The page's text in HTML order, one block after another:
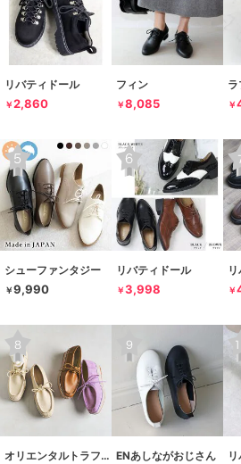
リバティドール
￥2,860
フィン
￥8,085 ￥
シューファンタジー
￥9,990
リバティドール
￥3,998 ￥
オリエンタルトラフィック ENあしながおじさん